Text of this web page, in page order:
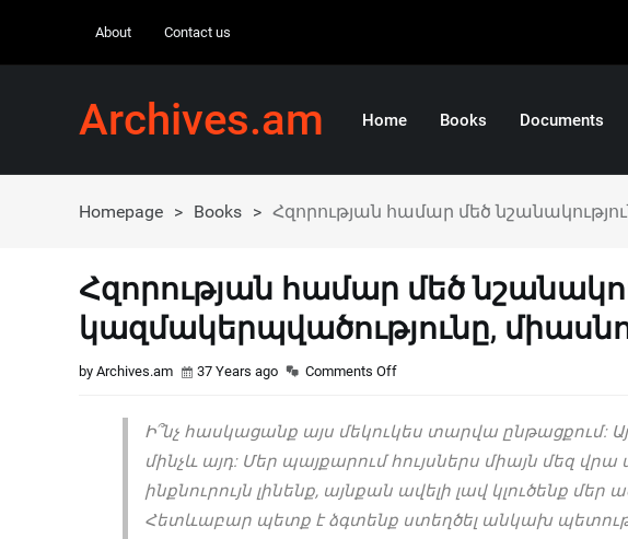
About Contact us
Archives.am Home Books Documents
Homepage > Books > Հզորության համար մեծ
Հզորության համար մեծ
կազմակերպվածությունը,
by Archives.am 37 Years ago Comments Off
Ի՞նչ հասկացանք այս մեկուկես տարվա ընթացքում:
մինչև այդ: Մեր պայքարում հույսներս միայն մեզ
ինքնուրույն լինենք, այնքան ավելի լավ կլուծենք մեր
Հետևաբար պետք է ձգտենք ստեղծել անկախ